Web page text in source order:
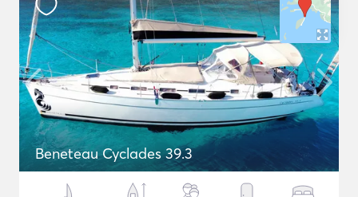
Beneteau Cyclades 39.3